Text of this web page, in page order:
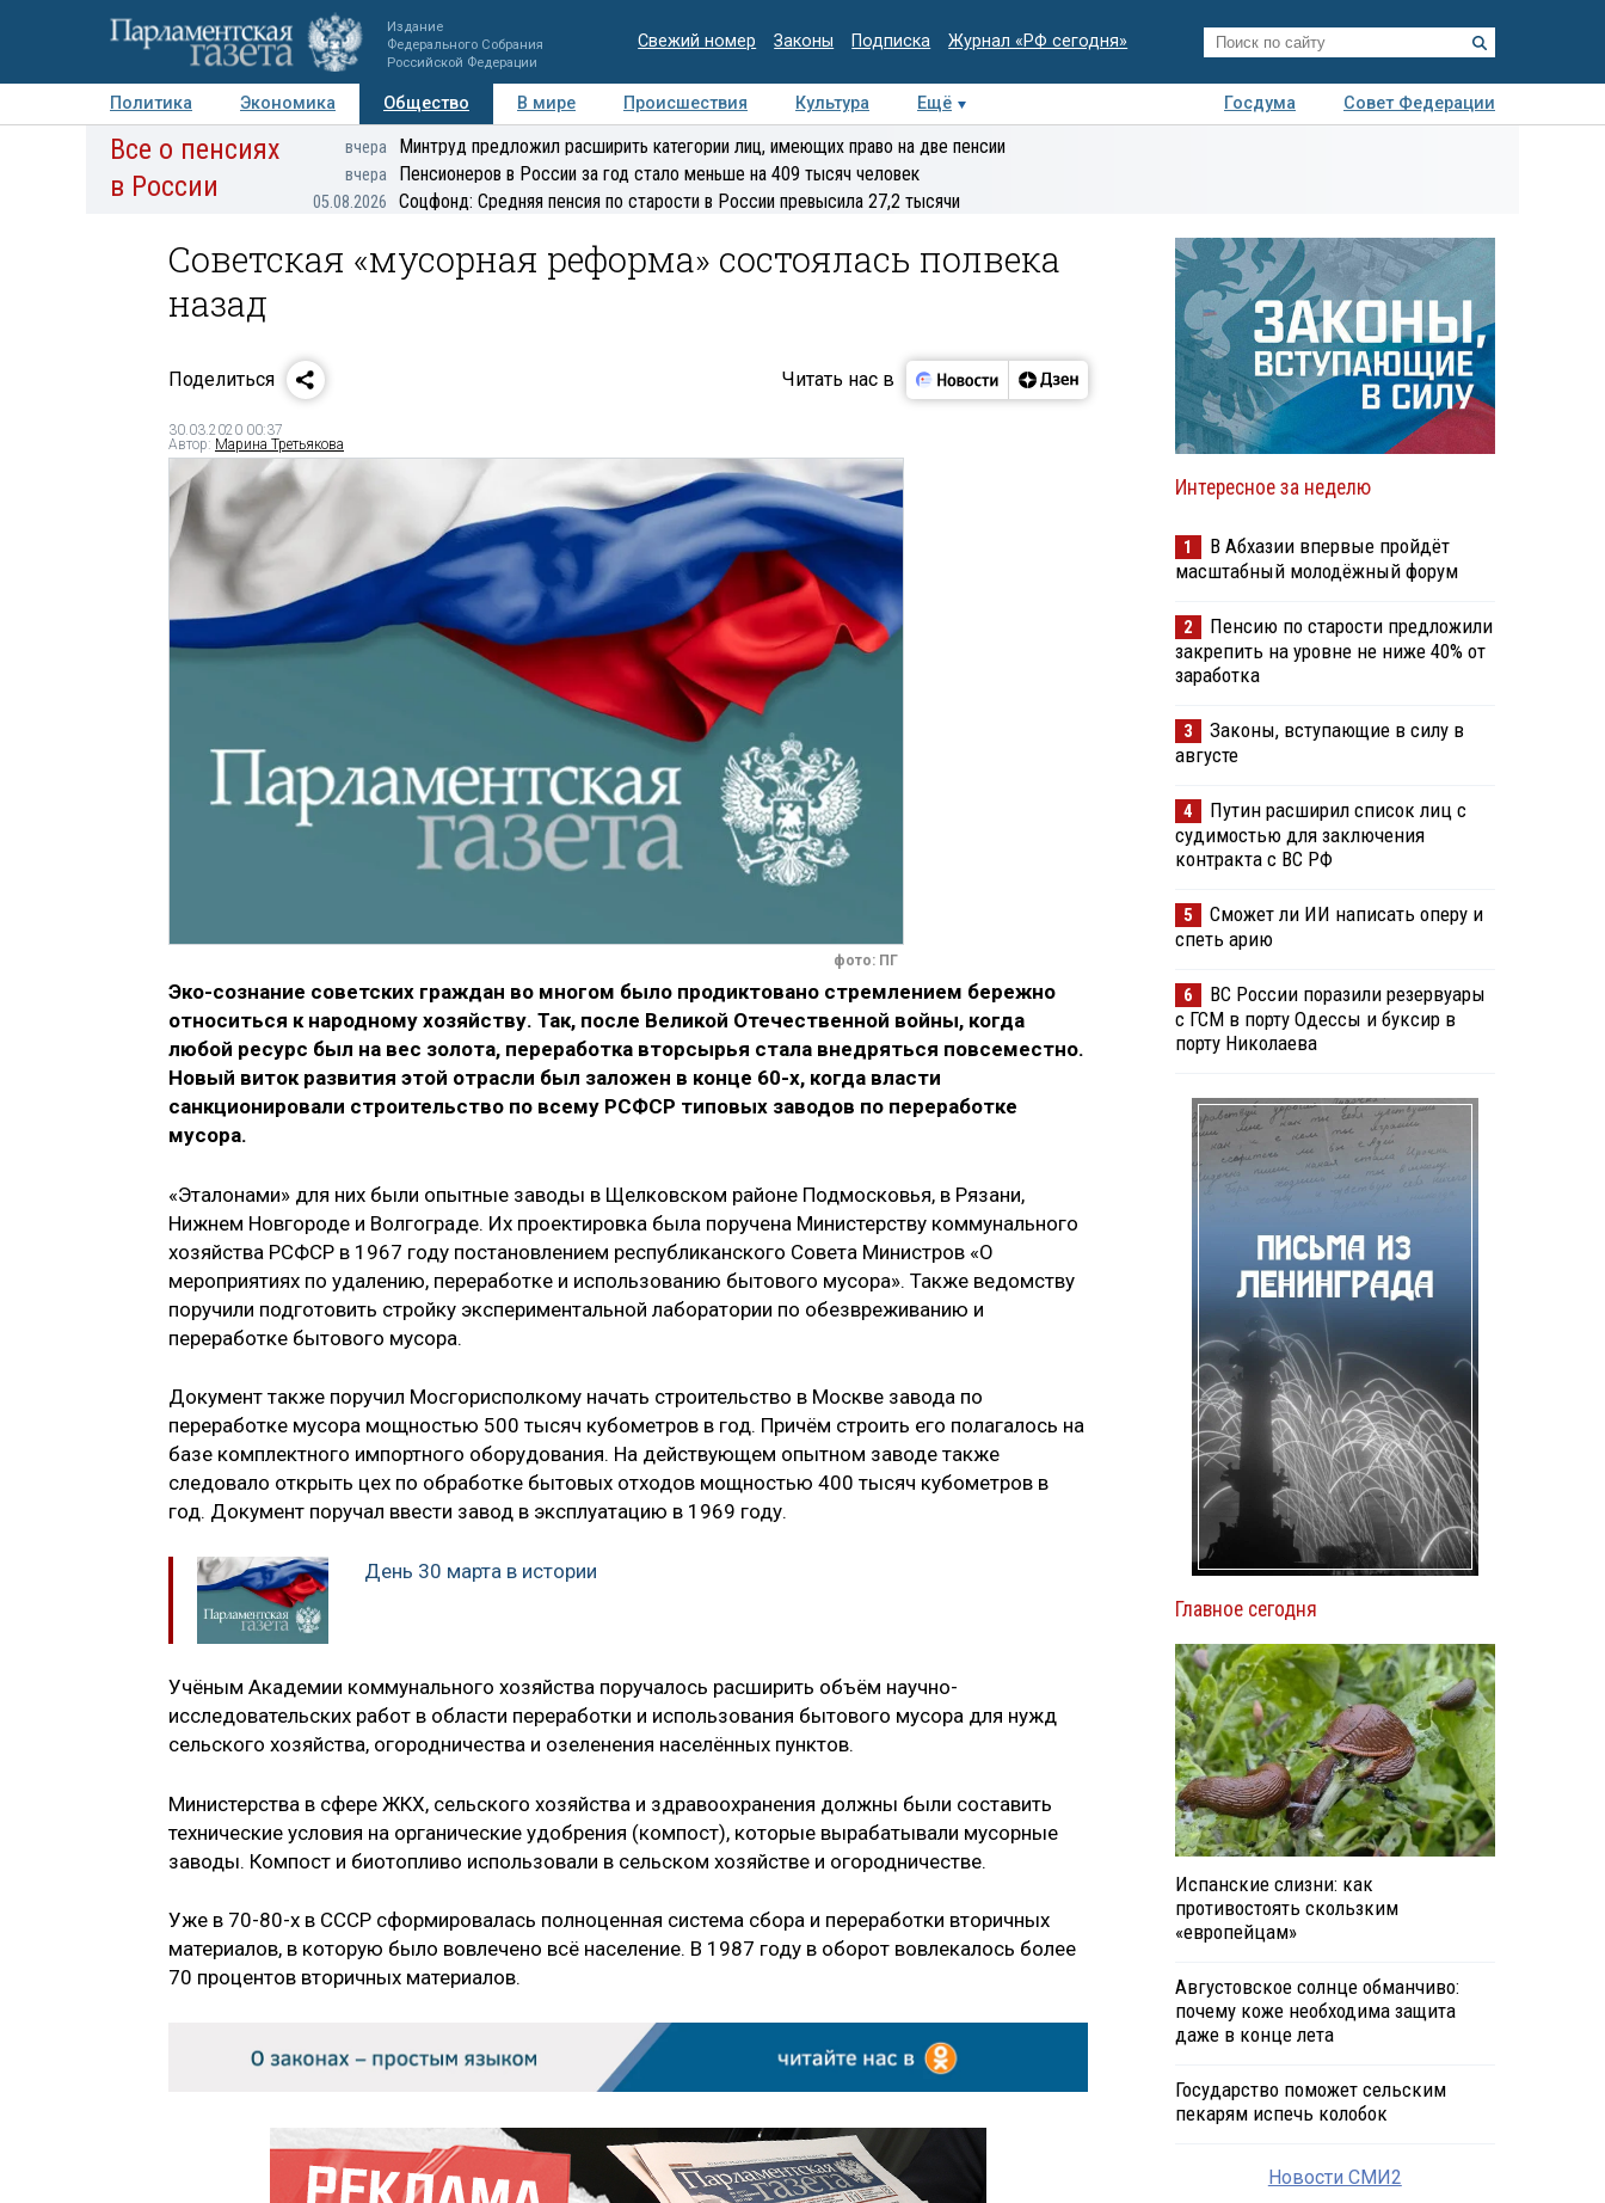
Издание
Федерального Собрания
Российской Федерации
Свежий номер Законы Подписка Журнал «РФ сегодня»
Политика Экономика Общество В мире Происшествия Культура Ещё Госдума
Совет Федерации
Авторы Персоны Мнения Регионы Медиацентр Интервью Колумнисты
Деловая
Все о пенсиях
в России
вчера Минтруд предложил расширить категории лиц, имеющих право на две пенсии
вчера Пенсионеров в России за год стало меньше на 409 тысяч человек
05.08.2026 Соцфонд: Средняя пенсия по старости в России превысила 27,2 тысячи
Советская «мусорная реформа» состоялась полвека
назад
Поделиться Читать нас в
30.03.2020 00:37
Автор: Марина Третьякова
фото: ПГ
Эко-сознание советских граждан во многом было продиктовано стремлением бережно
относиться к народному хозяйству. Так, после Великой Отечественной войны, когда
любой ресурс был на вес золота, переработка вторсырья стала внедряться повсеместно.
Новый виток развития этой отрасли был заложен в конце 60-х, когда власти
санкционировали строительство по всему РСФСР типовых заводов по переработке
мусора.
«Эталонами» для них были опытные заводы в Щелковском районе Подмосковья, в Рязани,
Нижнем Новгороде и Волгограде. Их проектировка была поручена Министерству коммунального
хозяйства РСФСР в 1967 году постановлением республиканского Совета Министров «О
мероприятиях по удалению, переработке и использованию бытового мусора». Также ведомству
поручили подготовить стройку экспериментальной лаборатории по обезвреживанию и
переработке бытового мусора.
Документ также поручил Мосгорисполкому начать строительство в Москве завода по
переработке мусора мощностью 500 тысяч кубометров в год. Причём строить его полагалось на
базе комплектного импортного оборудования. На действующем опытном заводе также
следовало открыть цех по обработке бытовых отходов мощностью 400 тысяч кубометров в
год. Документ поручал ввести завод в эксплуатацию в 1969 году.
День 30 марта в истории
Учёным Академии коммунального хозяйства поручалось расширить объём научно-
исследовательских работ в области переработки и использования бытового мусора для нужд
сельского хозяйства, огородничества и озеленения населённых пунктов.
Министерства в сфере ЖКХ, сельского хозяйства и здравоохранения должны были составить
технические условия на органические удобрения (компост), которые вырабатывали мусорные
заводы. Компост и биотопливо использовали в сельском хозяйстве и огородничестве.
Уже в 70-80-х в СССР сформировалась полноценная система сбора и переработки вторичных
материалов, в которую было вовлечено всё население. В 1987 году в оборот вовлекалось более
70 процентов вторичных материалов.
Интересное за неделю
1
В Абхазии впервые пройдёт
масштабный молодёжный форум
2
Пенсию по старости предложили
закрепить на уровне не ниже 40% от
заработка
3
Законы, вступающие в силу в
августе
4
Путин расширил список лиц с
судимостью для заключения
контракта с ВС РФ
5
Сможет ли ИИ написать оперу и
спеть арию
6
ВС России поразили резервуары
с ГСМ в порту Одессы и буксир в
порту Николаева
Главное сегодня
Испанские слизни: как
противостоять скользким
«европейцам»
Августовское солнце обманчиво:
почему коже необходима защита
даже в конце лета
Государство поможет сельским
пекарям испечь колобок
Новости СМИ2